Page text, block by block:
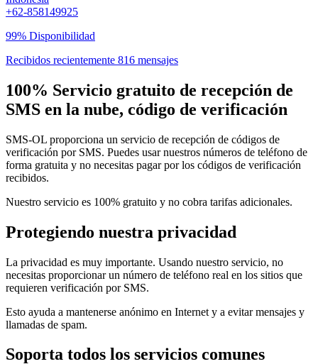
+62-858149925
99% Disponibilidad
Recibidos recientemente 816 mensajes
100% Servicio gratuito de recepción de
SMS en la nube, código de verificación
SMS-OL proporciona un servicio de recepción de códigos de
verificación por SMS. Puedes usar nuestros números de teléfono de
forma gratuita y no necesitas pagar por los códigos de verificación
recibidos.
Nuestro servicio es 100% gratuito y no cobra tarifas adicionales.
Protegiendo nuestra privacidad
La privacidad es muy importante. Usando nuestro servicio, no
necesitas proporcionar un número de teléfono real en los sitios que
requieren verificación por SMS.
Esto ayuda a mantenerse anónimo en Internet y a evitar mensajes y
llamadas de spam.
Soporta todos los servicios comunes